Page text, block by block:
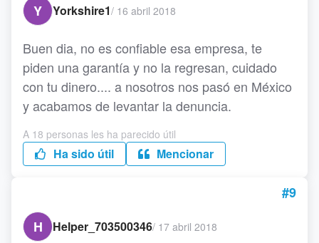
Y
Yorkshire1/ 16 abril 2018
Buen dia, no es confiable esa empresa, te
piden una garantía y no la regresan, cuidado
con tu dinero.... a nosotros nos pasó en México
y acabamos de levantar la denuncia.
A 18 personas les ha parecido útil
Ha sido útil Mencionar
#9
H
Helper_703500346/ 17 abril 2018